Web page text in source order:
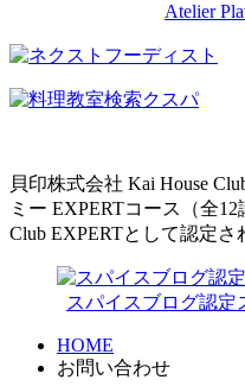
Atelier
貝印株式会社 Kai House
ミー EXPERTコース（全
Club EXPERTとして認定さ
スパイスブログ認定
HOME
お問い合わせ